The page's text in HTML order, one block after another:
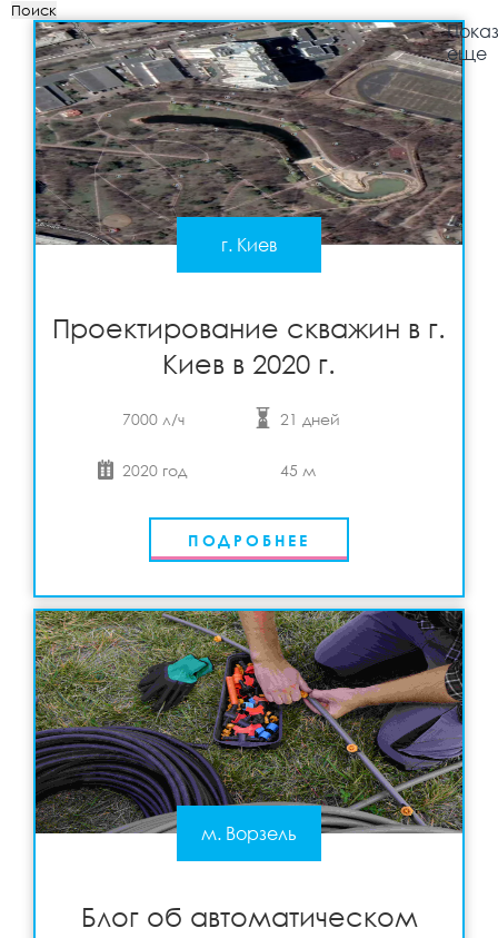
Поиск
Проектирование скважин в г. Киев в 2020 г.
View
г. Киев
Проектирование скважин в г.
Киев в 2020 г.
7000 л/ч 21 дней
2020 год 45 м
ПОДРОБНЕЕ
Блог об автоматическом поливе компании
м. Ворзель
Блог об автоматическом
еще